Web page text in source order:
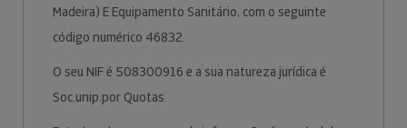
Madeira) E Equipamento Sanitário, com o seguinte
código numérico 46832.
O seu NIF é 508300916 e a sua natureza jurídica é
Soc.unip.por Quotas.